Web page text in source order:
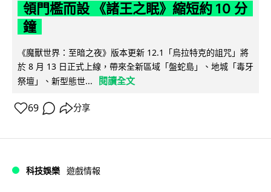
領門檻而設 《諸王之眠》縮短約 10 分
鐘
《魔獸世界：至暗之夜》版本更新 12.1「烏拉特克的詛咒」將
於 8 月 13 日正式上線，帶來全新區域「盤蛇島」、地城「毒牙
祭壇」、新型態世...
閱讀全文
69 分享
科技娛樂 遊戲情報